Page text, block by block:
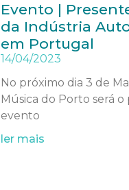
Evento |
da Indústria
em Portugal
14/04/2023
No próximo dia 3 de
Música do Porto será o
evento
ler mais